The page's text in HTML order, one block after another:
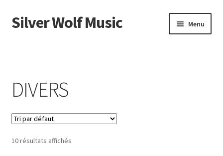
Aller
à
Aller
au
Silver Wolf Music Menu
Mon compte
DIVERS
10 résultats affichés